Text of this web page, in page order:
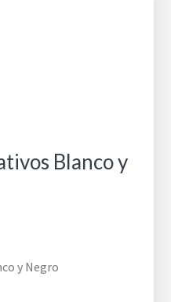
Blanco y
y Negro